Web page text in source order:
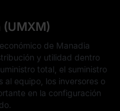
(UMXM)
de Manadia
y utilidad dentro
total, el suministro
al equipo, los inversores o
en la configuración